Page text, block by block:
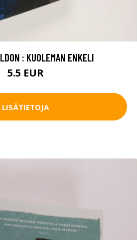
: KUOLEMAN ENKELI
5.5 EUR
LISÄTIETOJA